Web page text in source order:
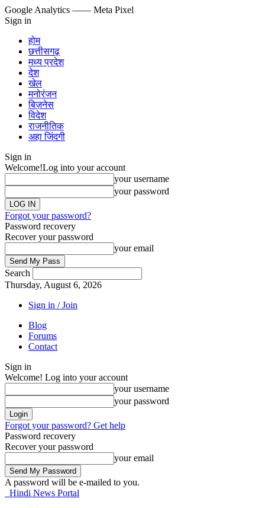
Google Analytics —— Meta Pixel
Sign in
होम
छत्तीसगढ़
मध्य प्रदेश
देश
खेल
मनोरंजन
बिज़नेस
विदेश
राजनीतिक
अहा जिंदगी
Sign in
Welcome!Log into your account
your username
your password
Forgot your password?
Password recovery
Recover your password
your email
Search
Thursday, August 6, 2026
Sign in / Join
Blog
Forums
Contact
Sign in
Welcome! Log into your account
your username
your password
Forgot your password? Get help
Password recovery
Recover your password
your email
A password will be e-mailed to you.
Hindi News Portal